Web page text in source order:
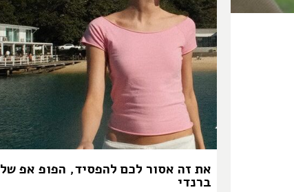
את זה אסור לכם להפסיד, הפופ אפ של
ברנדי